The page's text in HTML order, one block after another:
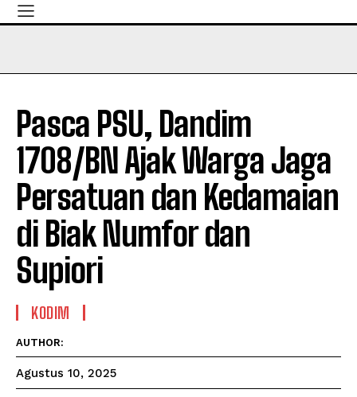
Pasca PSU, Dandim
1708/BN Ajak Warga Jaga
Persatuan dan Kedamaian
di Biak Numfor dan
Supiori
KODIM
AUTHOR:
Agustus 10, 2025